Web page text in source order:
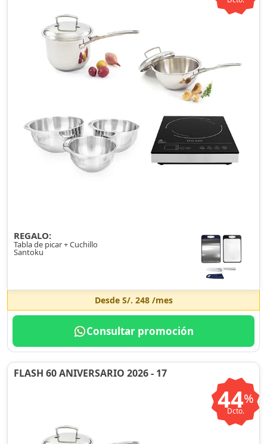
REGALO:
Tabla de picar + Cuchillo
Santoku
Desde S/. 248/mes
Consultar promoción
FLASH 60 ANIVERSARIO 2026 - 17
44%
Dcto.